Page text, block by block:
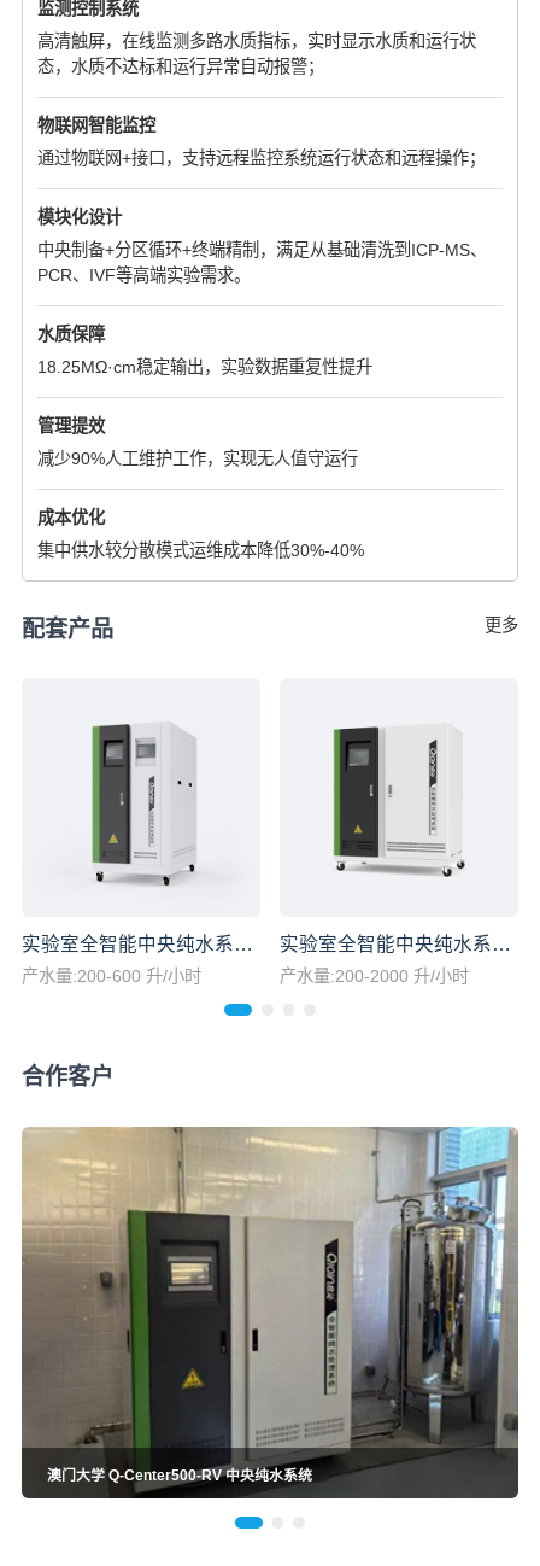
监测控制系统
高清触屏，在线监测多路水质指标，实时显示水质和运行状
态，水质不达标和运行异常自动报警；​
物联网智能监控
通过物联网+接口，支持远程监控系统运行状态和远程操作；
模块化设计
中央制备+分区循环+终端精制，满足从基础清洗到ICP-MS、
PCR、IVF等高端实验需求。
水质保障
18.25MΩ·cm稳定输出，实验数据重复性提升
管理提效
减少90%人工维护工作，实现无人值守运行
成本优化
集中供水较分散模式运维成本降低30%-40%
配套产品 更多
实验室全智能中央纯水系统（双核一体机）
产水量:200-600 升/小时
实验室全智能中央纯水系统（大流量一体机）
产水量:200-2000 升/小时
合作客户
澳门大学 Q-Center500-RV 中央纯水系统